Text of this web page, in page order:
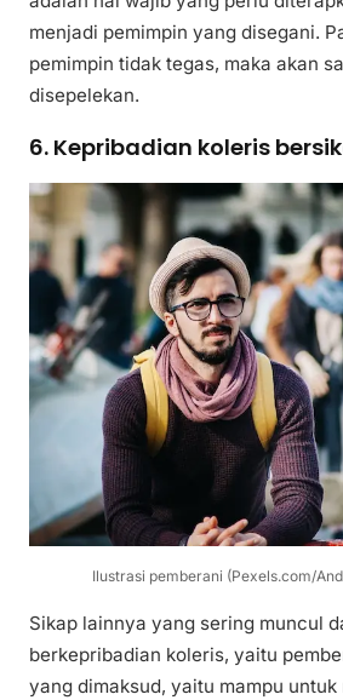
menjadi pemimpin yang disegani.
pemimpin tidak tegas, maka akan
disepelekan.
6. Kepribadian koleris
Ilustrasi pemberani (Pexels.com/
Sikap lainnya yang sering muncul
berkepribadian koleris, yaitu
yang dimaksud, yaitu mampu